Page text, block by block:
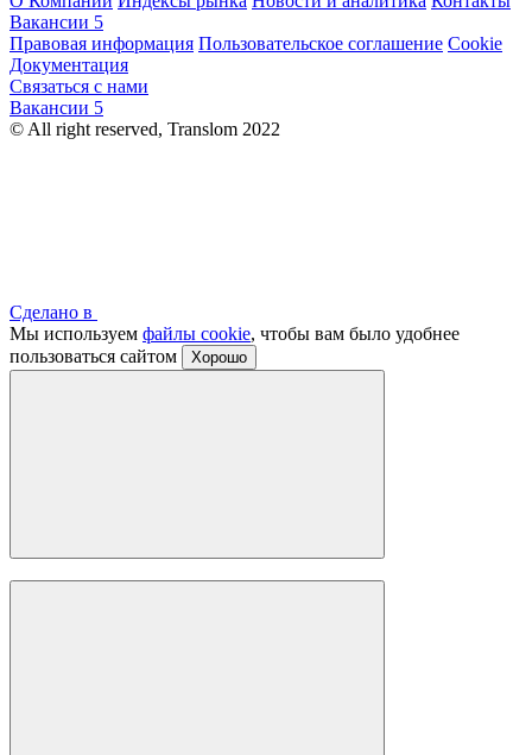
Вакансии 5
Правовая информация Пользовательское соглашение Cookie
Документация
Связаться с нами
Вакансии 5
© All right reserved, Translom 2022
Сделано в
Мы используем файлы cookie, чтобы вам было удобнее
пользоваться сайтом
Хорошо